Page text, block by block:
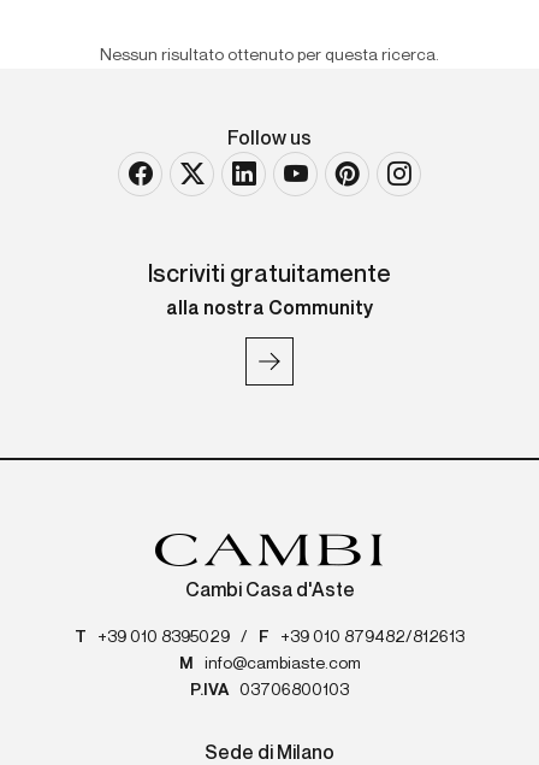
Nessun risultato ottenuto per questa ricerca.
Follow us
Iscriviti gratuitamente
alla nostra Community
Cambi Casa d'Aste
T +39 010 8395029 / F
+39 010 879482/812613
M
info@cambiaste.com
P.IVA
03706800103
Sede di Milano